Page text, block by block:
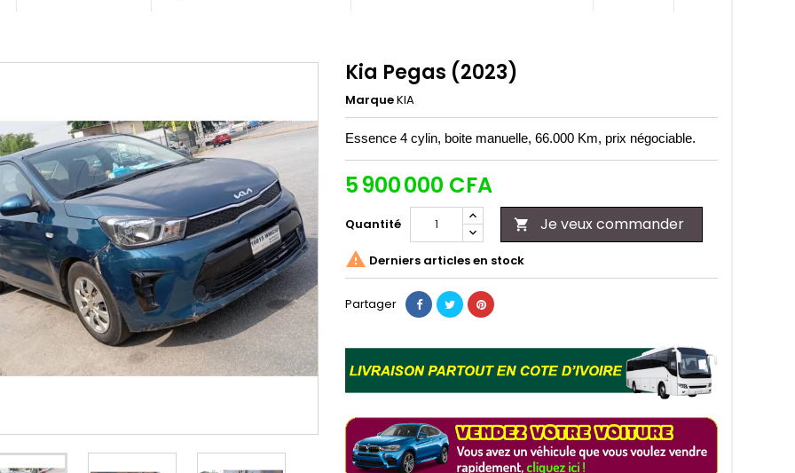
Kia Pegas (2023)
MarqueKIA
Essence 4 cylin, boite manuelle, 66.000 Km, prix négociable.
5 900 000 CFA
Quantité  Je veux commander
 Derniers articles en stock
Partager